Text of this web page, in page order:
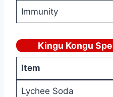
Immunity
Kingu Kongu
Item
Lychee Soda